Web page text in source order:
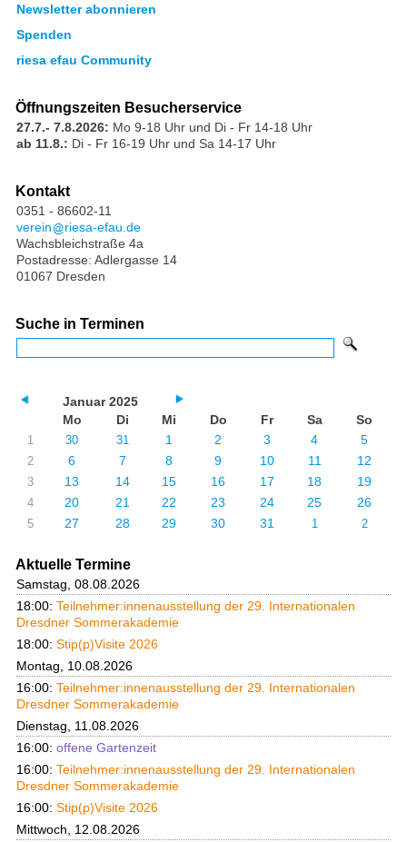
Newsletter abonnieren
Spenden
riesa efau Community
Öffnungszeiten Besucherservice
27.7.- 7.8.2026: Mo 9-18 Uhr und Di - Fr 14-18 Uhr
ab 11.8.: Di - Fr 16-19 Uhr und Sa 14-17 Uhr
Kontakt
0351 - 86602-11
verein
riesa-efau.de
Wachsbleichstraße 4a
Postadresse: Adlergasse 14
01067 Dresden
Suche in Terminen
Januar 2025
Mo
Di Mi Do Fr Sa So
1 30 31 1 2 3 4 5
2 6 7 8 9 10 11 12
3 13 14 15 16 17 18 19
4 20 21 22 23 24 25 26
5 27 28 29 30 31 1 2
Aktuelle Termine
Samstag, 08.08.2026
18:00: Teilnehmer:innenausstellung der 29. Internationalen
Dresdner Sommerakademie
18:00: Stip(p)Visite 2026
Montag, 10.08.2026
16:00: Teilnehmer:innenausstellung der 29. Internationalen
Dresdner Sommerakademie
Dienstag, 11.08.2026
16:00: offene Gartenzeit
16:00: Teilnehmer:innenausstellung der 29. Internationalen
Dresdner Sommerakademie
16:00: Stip(p)Visite 2026
Mittwoch, 12.08.2026